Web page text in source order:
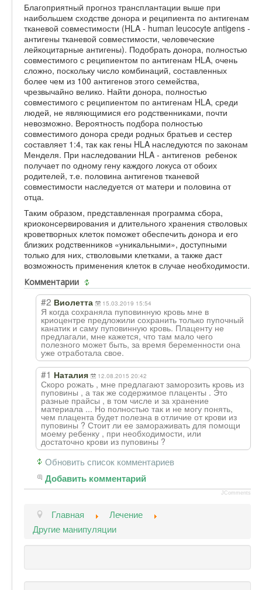
Благоприятный прогноз трансплантации выше при
наибольшем сходстве донора и реципиента по антигенам
тканевой совместимости (HLA - human leucocyte antigens -
антигены тканевой совместимости, человеческие
лейкоцитарные антигены). Подобрать донора, полностью
совместимого с реципиентом по антигенам HLA, очень
сложно, поскольку число комбинаций, составленных
более чем из 100 антигенов этого семейства,
чрезвычайно велико. Найти донора, полностью
совместимого с реципиентом по антигенам HLA, среди
людей, не являющимися его родственниками, почти
невозможно. Вероятность подбора полностью
совместимого донора среди родных братьев и сестер
составляет 1:4, так как гены HLA наследуются по законам
Менделя. При наследовании HLA - антигенов ребенок
получает по одному гену каждого локуса от обоих
родителей, т.е. половина антигенов тканевой
совместимости наследуется от матери и половина от
отца.
Таким образом, представленная программа сбора,
криоконсервирования и длительного хранения стволовых
кроветворных клеток поможет обеспечить донора и его
близких родственников «уникальными», доступными
только для них, стволовыми клетками, а также даст
возможность применения клеток в случае необходимости.
Комментарии
#2 Виолетта 15.03.2019 15:54
Я когда сохраняла пуповинную кровь мне в
криоцентре предложили сохранить только пупочный
канатик и саму пуповинную кровь. Плаценту не
предлагали, мне кажется, что там мало чего
полезного может быть, за время беременности она
уже отработала свое.
#1 Наталия 12.08.2015 20:42
Скоро рожать , мне предлагают заморозить кровь из
пуповины , а так же содержимое плаценты . Это
разные прайсы , в том числе и за хранение
материала ... Но полностью так и не могу понять,
чем плацента будет полезна в отличие от крови из
пуповины ? Стоит ли ее замораживать для помощи
моему ребенку , при необходимости, или
достаточно крови из пуповины ?
Обновить список комментариев
Добавить комментарий
JComments
Главная
Лечение
Другие манипуляции